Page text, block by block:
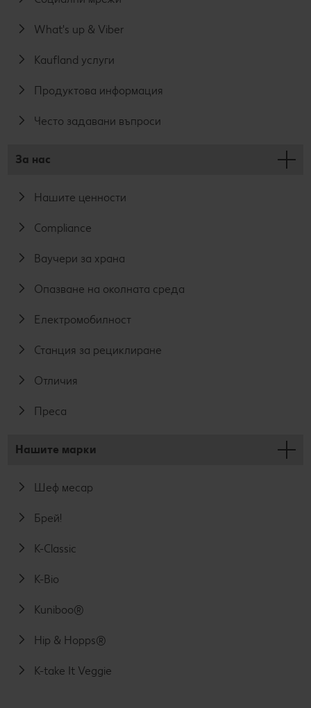
What's up & Viber
Kaufland услуги
Продуктова информация
Често задавани въпроси
За нас
Нашите ценности
Compliance
Ваучери за храна
Опазване на околната среда
Електромобилност
Станция за рециклиране
Отличия
Преса
Нашите марки
Шеф месар
Брей!
K-Classic
K-Bio
Kuniboo®
Hip & Hopps®
K-take It Veggie